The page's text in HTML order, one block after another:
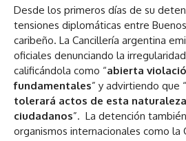
Desde los primeros días de su
tensiones diplomáticas entre
caribeño. La Cancillería argentina
oficiales denunciando la
calificándola como “abierta
fundamentales” y advirtiendo que “
tolerará actos de esta
ciudadanos”. La detención
organismos internacionales como la